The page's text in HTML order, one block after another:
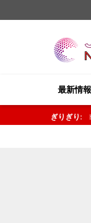
最新情報
ぎりぎり: